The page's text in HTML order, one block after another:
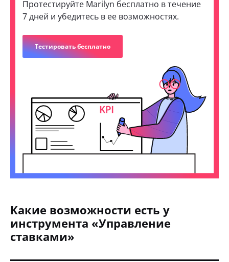
Протестируйте Marilyn бесплатно в течение
7 дней и убедитесь в ее возможностях.
Тестировать бесплатно
Какие возможности есть у
инструмента «Управление
ставками»